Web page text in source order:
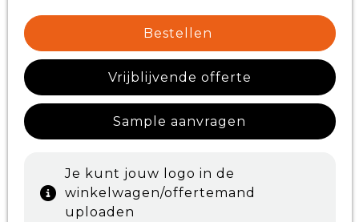
Bestellen
Vrijblijvende offerte
Sample aanvragen
Je kunt jouw logo in de
winkelwagen/offertemand
uploaden